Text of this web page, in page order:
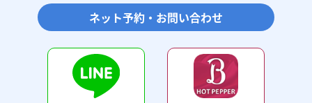
ネット予約・お問い合わせ